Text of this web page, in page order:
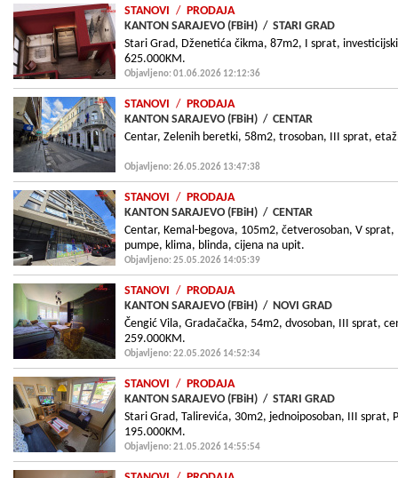
STANOVI / PRODAJA
KANTON SARAJEVO (FBiH) / STARI GRAD
Stari Grad, Dženetića čikma, 87m2, I sprat,
625.000KM.
Objavljeno: 01.06.2026 12:12:36
STANOVI / PRODAJA
KANTON SARAJEVO (FBiH) / CENTAR
Centar, Zelenih beretki, 58m2, trosoban, III sprat,
Objavljeno: 26.05.2026 13:47:38
STANOVI / PRODAJA
KANTON SARAJEVO (FBiH) / CENTAR
Centar, Kemal-begova, 105m2, četverosoban, V
pumpe, klima, blinda, cijena na upit.
Objavljeno: 25.05.2026 14:05:39
STANOVI / PRODAJA
KANTON SARAJEVO (FBiH) / NOVI GRAD
Čengić Vila, Gradačačka, 54m2, dvosoban, III sprat,
259.000KM.
Objavljeno: 22.05.2026 14:52:34
STANOVI / PRODAJA
KANTON SARAJEVO (FBiH) / STARI GRAD
Stari Grad, Talirevića, 30m2, jednoiposoban, III sprat,
195.000KM.
Objavljeno: 21.05.2026 14:55:54